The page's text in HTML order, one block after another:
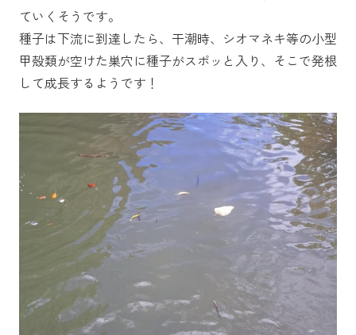
ていくそうです。
種子は下流に到達したら、干潮時、シオマネキ等の小型
甲殻類が空けた巣穴に種子がスポッと入り、そこで発根
して成長するようです！